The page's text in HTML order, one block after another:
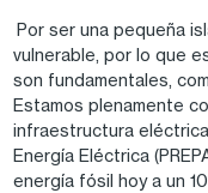
Por ser una pequeña
vulnerable, por lo que
son fundamentales,
Estamos plenamente
infraestructura
Energía Eléctrica
energía fósil hoy a un